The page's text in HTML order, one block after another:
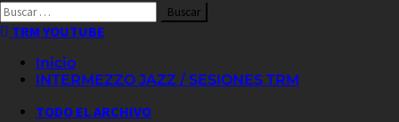
Buscar
por:TRM YOUTUBE
Inicio
INTERMEZZO JAZZ / SESIONES TRM
TODO EL ARCHIVO